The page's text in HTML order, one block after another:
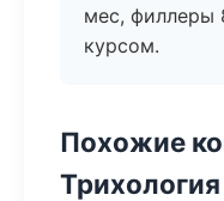
мес, филлеры
курсом.
Похожие
Трихология